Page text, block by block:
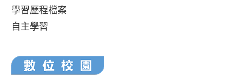
學習歷程檔案
自主學習